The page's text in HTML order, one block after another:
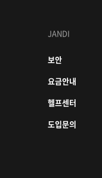
JANDI
보안
요금안내
헬프센터
도입문의